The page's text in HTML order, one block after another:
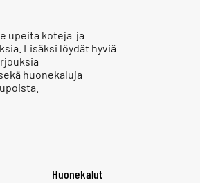
upeita koteja ja
Lisäksi löydät hyviä
huonekaluja
Huonekalut